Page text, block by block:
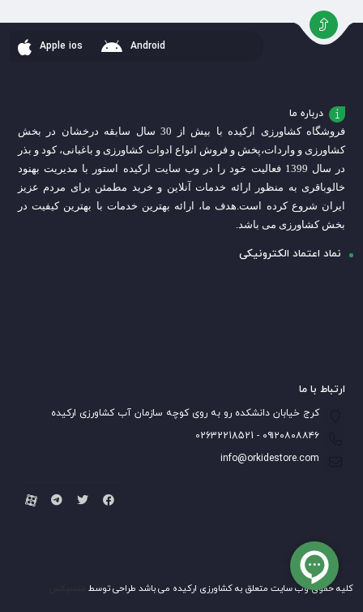
به
سبد
سبد
Apple ios Android
درباره ما
فروشگاه کشاورزی ارکیده با بیش از 30 سال سابقه درخشان در بخش
کشاورزی و واردات،پخش و فروش انواع ادوات کشاورزی و باغبانی، کود و بذر
در سال 1399 فعالیت خود را در وب سایت ارکیده استور با مدیریت بهنود
خالوباقری به منظور ارائه خدمات آنلاین و خرید مطمئن برای مردم عزیز
ایران شروع کرده است.هدف ما، ارائه بهترین خدمات با بهترین کیفیت در
بخش کشاورزی می باشد.
نماد اعتماد الکترونیکی
ارتباط با ما
کرج خیابان دانشکده رو به روی کوچه سازمان آب کشاورزی ارکیده
۰۹۱۲۰۸۰۸۸۴۶ - 02632218521
info@orkidestore.com
کلیه حقوق وب سایت متعلق به کشاورزی ارکیده می باشد طراحی توسط